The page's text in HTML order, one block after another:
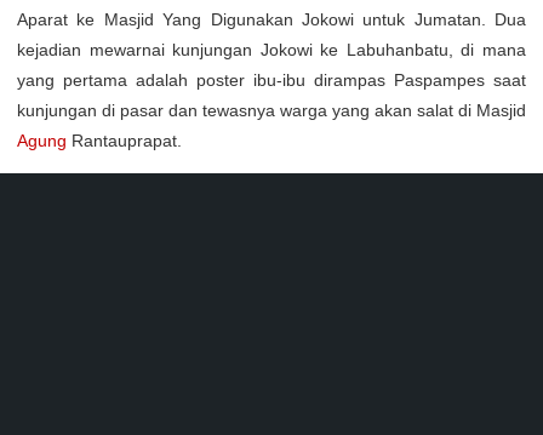
Aparat ke Masjid Yang Digunakan Jokowi untuk Jumatan. Dua
kejadian mewarnai kunjungan Jokowi ke Labuhanbatu, di mana
yang pertama adalah poster ibu-ibu dirampas Paspampes saat
kunjungan di pasar dan tewasnya warga yang akan salat di Masjid
Agung Rantauprapat.